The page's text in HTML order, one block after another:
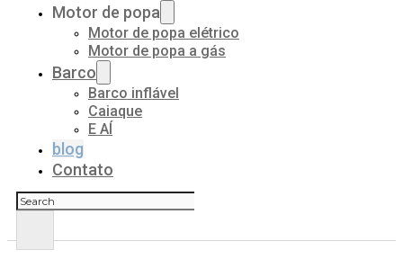
Motor de popa
Motor de popa elétrico
Motor de popa a gás
Barco
Barco inflável
Caiaque
E AÍ
blog
Contato
Pesquisar